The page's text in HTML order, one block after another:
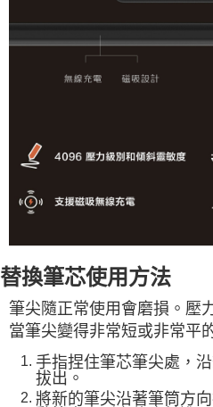
替換筆芯使用方法
筆尖隨正常使用會磨損。壓
當筆尖變得非常短或非常平
手指捏住筆芯筆尖處，
拔出。
將新的筆尖沿著筆筒方